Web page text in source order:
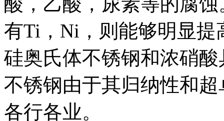
有Ti，Ni，则能够明显
硅奥氏体不锈钢和浓硝
不锈钢由于其归纳性和
各行各业。